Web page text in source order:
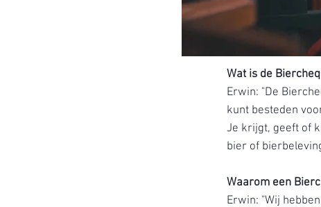
Wat is de
Erwin: "De
kunt besteden
Je krijgt, geeft of
bier of
Waarom een
Erwin: "Wij